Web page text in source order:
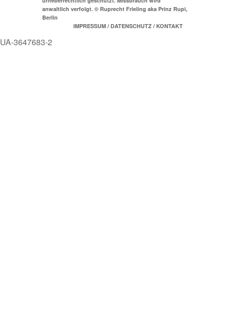
anwaltlich verfolgt. © Ruprecht Frieling aka Prinz Rupi,
Berlin
IMPRESSUM / DATENSCHUTZ / KONTAKT
UA-3647683-2